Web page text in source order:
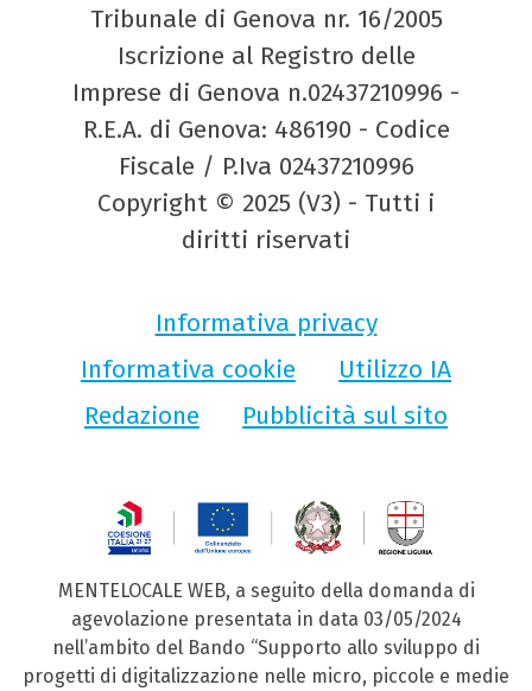
Tribunale di Genova nr. 16/2005
Iscrizione al Registro delle
Imprese di Genova n.02437210996 -
R.E.A. di Genova: 486190 - Codice
Fiscale / P.Iva 02437210996
Copyright © 2025 (V3) - Tutti i
diritti riservati
Informativa privacy
Informativa cookie
Utilizzo IA
Redazione
Pubblicità sul sito
MENTELOCALE WEB, a seguito della domanda di
agevolazione presentata in data 03/05/2024
nell’ambito del Bando “Supporto allo sviluppo di
progetti di digitalizzazione nelle micro, piccole e medie